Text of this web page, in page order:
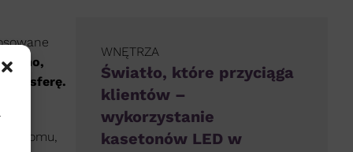
boho,
domu,
WNĘTRZA
Światło, które przyciąga
klientów –
wykorzystanie
kasetonów LED w